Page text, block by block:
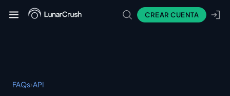
CREAR CUENTA
FAQs›API